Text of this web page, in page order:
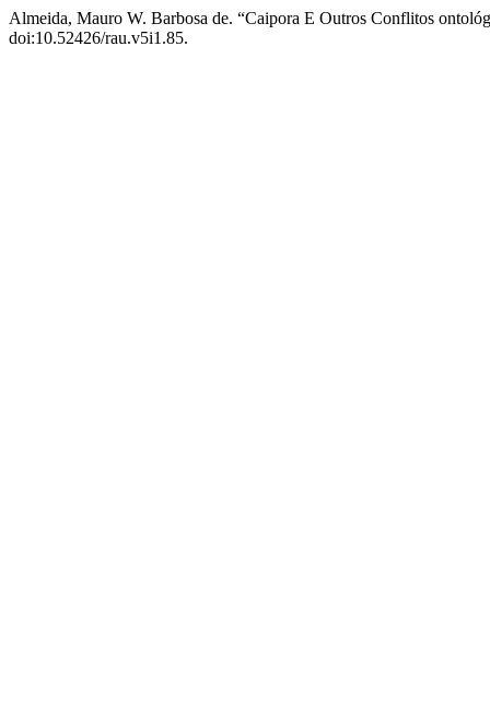
Almeida, Mauro W. Barbosa de. “Caipora E Outros Conflitos
doi:10.52426/rau.v5i1.85.